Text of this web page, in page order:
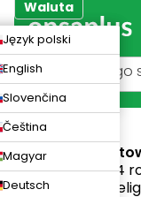
Przejść
do
treści
Waluta
Język polski
English
Slovenčina
Čeština
Magyar
Deutsch
Chint
Strona
założona w 1984
w dziedzinie